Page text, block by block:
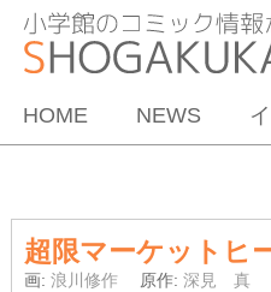
HOME NEWS
超限マーケットヒ
画: 浪川修作 原作: 深見 真